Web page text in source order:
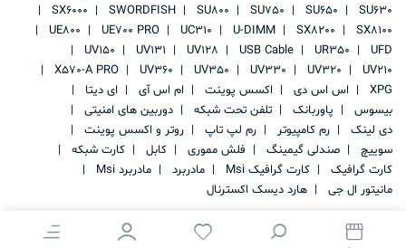
SU630
SU650
SU750
SU800
SWORDFISH
SX6000
SX8100
SX8200
U-DIMM
UC310
UE700 PRO
UE800
UFD
UR350
USB Cable
UV128
UV131
UV150
UV210
UV320
UV330
UV350
UV360
X570-A PRO
XPG
اس اس دی اکسس پوینت ام اس آی
ای دیتا
بیسوس
پاوربانک تلفن تحت شبکه
دوربین های امنیتی
دی لینک
رم کامپیوتر رم لپ تاپ
روتر و اکسس پوینت
سوییچ
صندلی گیمینگ فلش مموری کابل
کارت شبکه
کارت گرافیک
کارت گرافیک Msi مادربرد
مادربرد Msi
مانیتور ال جی
هارد دیسک اکسترنال